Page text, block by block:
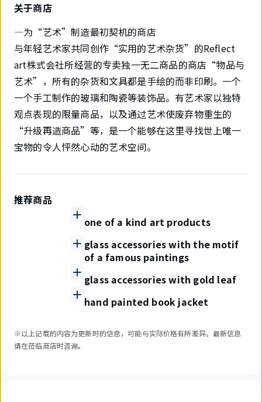
关于商店
—为“艺术”制造最初契机的商店
与年轻艺术家共同创作“实用的艺术杂货”的Reflect
art株式会社所经营的专卖独一无二商品的商店“物品与
艺术”，所有的杂货和文具都是手绘的而非印刷。一个
一个手工制作的玻璃和陶瓷等装饰品。有艺术家以独特
观点表现的限量商品，以及通过艺术使废弃物重生的
“升级再造商品”等，是一个能够在这里寻找世上唯一
宝物的令人怦然心动的艺术空间。
推荐商品
one of a kind art products
glass accessories with the motif
of a famous paintings
glass accessories with gold leaf
hand painted book jacket
※以上记载的内容为更新时的信息，可能与实际价格有所差异。最新信息
请在莅临商店时咨询。